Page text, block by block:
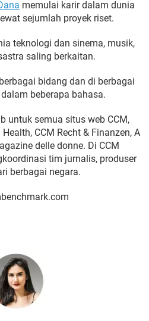
memulai karir dalam dunia
sejumlah proyek riset.
teknologi dan sinema, musik,
saling berkaitan.
bidang dan di berbagai
beberapa bahasa.
untuk semua situs web CCM,
CCM Recht & Finanzen, A
delle donne. Di CCM
tim jurnalis, produser
berbagai negara.